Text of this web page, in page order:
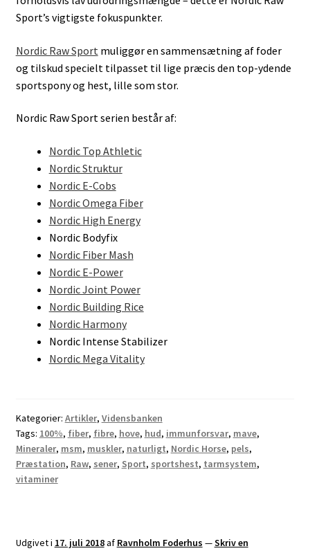
Sport’s vigtigste fokuspunkter.
Nordic Raw Sport muliggør en sammensætning af foder
og tilskud specielt tilpasset til lige præcis den top-ydende
sportspony og hest, lille som stor.
Nordic Raw Sport serien består af:
Nordic Top Athletic
Nordic Struktur
Nordic E-Cobs
Nordic Omega Fiber
Nordic High Energy
Nordic Bodyfix
Nordic Fiber Mash
Nordic E-Power
Nordic Joint Power
Nordic Building Rice
Nordic Harmony
Nordic Intense Stabilizer
Nordic Mega Vitality
Kategorier: Artikler, Vidensbanken
Tags: 100%, fiber, fibre, hove, hud, immunforsvar, mave,
Mineraler, msm, muskler, naturligt, Nordic Horse, pels,
Præstation, Raw, sener, Sport, sportshest, tarmsystem,
vitaminer
Udgivet i 17. juli 2018af Ravnholm Foderhus —Skriv en